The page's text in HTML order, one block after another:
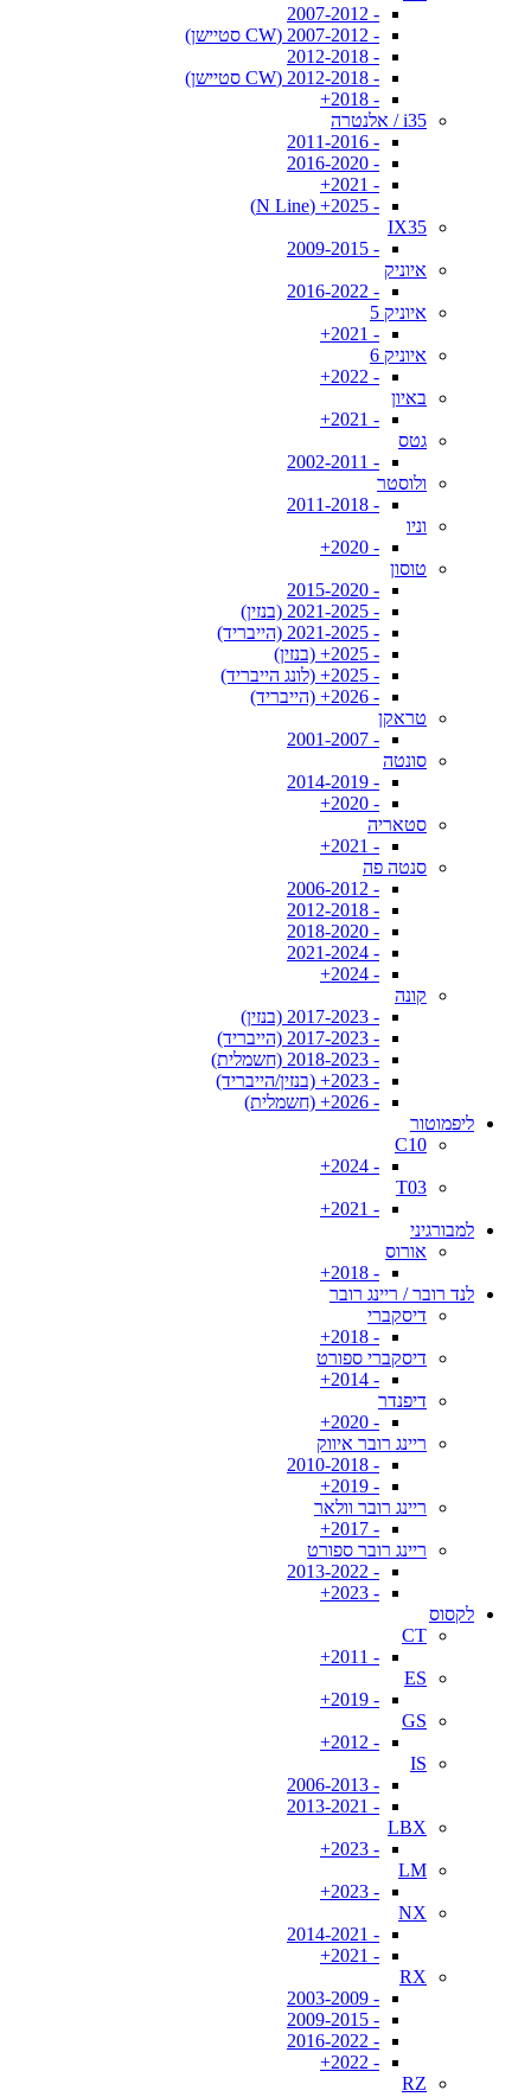
- 2007-2012
- 2007-2012 (CW סטיישן)
- 2012-2018
- 2012-2018 (CW סטיישן)
- 2018+
i35 / אלנטרה
- 2011-2016
- 2016-2020
- 2021+
- 2025+ (N Line)
IX35
- 2009-2015
איוניק
- 2016-2022
איוניק 5
- 2021+
איוניק 6
- 2022+
באיון
- 2021+
גטס
- 2002-2011
ולוסטר
- 2011-2018
וניו
- 2020+
טוסון
- 2015-2020
- 2021-2025 (בנזין)
- 2021-2025 (הייבריד)
- 2025+ (בנזין)
- 2025+ (לונג הייבריד)
- 2026+ (הייבריד)
טראקן
- 2001-2007
סונטה
- 2014-2019
- 2020+
סטאריה
- 2021+
סנטה פה
- 2006-2012
- 2012-2018
- 2018-2020
- 2021-2024
- 2024+
קונה
- 2017-2023 (בנזין)
- 2017-2023 (הייבריד)
- 2018-2023 (חשמלית)
- 2023+ (בנזין/הייבריד)
- 2026+ (חשמלית)
ליפמוטור
C10
- 2024+
T03
- 2021+
למבורגיני
אורוס
- 2018+
לנד רובר / ריינג רובר
דיסקברי
- 2018+
דיסקברי ספורט
- 2014+
דיפנדר
- 2020+
ריינג רובר איווק
- 2010-2018
- 2019+
ריינג רובר וולאר
- 2017+
ריינג רובר ספורט
- 2013-2022
- 2023+
לקסוס
CT
- 2011+
ES
- 2019+
GS
- 2012+
IS
- 2006-2013
- 2013-2021
LBX
- 2023+
LM
- 2023+
NX
- 2014-2021
- 2021+
RX
- 2003-2009
- 2009-2015
- 2016-2022
- 2022+
RZ